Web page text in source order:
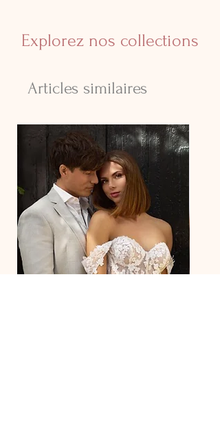
Explorez nos collections
Articles similaires